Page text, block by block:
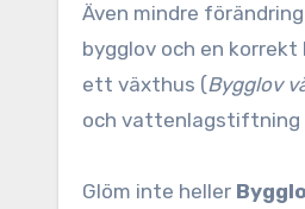
Även mindre
bygglov och en korrekt
ett växthus (Bygglov
och vattenlagstiftning
Glöm inte heller